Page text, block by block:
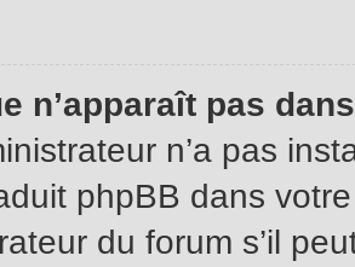
n’apparaît pas
n’a pas
phpBB dans
du forum s’il